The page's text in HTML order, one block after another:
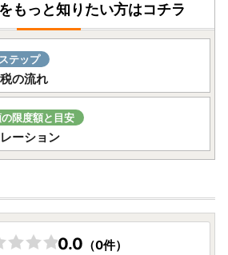
もっと知りたい方はコチラ
テップ
の流れ
限度額と目安
ーション
0.0 （0件）